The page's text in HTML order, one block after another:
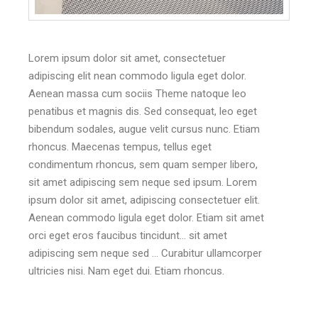
Lorem ipsum dolor sit amet, consectetuer
adipiscing elit nean commodo ligula eget dolor.
Aenean massa cum sociis Theme natoque leo
penatibus et magnis dis. Sed consequat, leo eget
bibendum sodales, augue velit cursus nunc. Etiam
rhoncus. Maecenas tempus, tellus eget
condimentum rhoncus, sem quam semper libero,
sit amet adipiscing sem neque sed ipsum. Lorem
ipsum dolor sit amet, adipiscing consectetuer elit.
Aenean commodo ligula eget dolor. Etiam sit amet
orci eget eros faucibus tincidunt… sit amet
adipiscing sem neque sed … Curabitur ullamcorper
ultricies nisi. Nam eget dui. Etiam rhoncus.